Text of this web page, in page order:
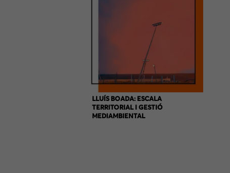
LLUÍS BOADA: ESCALA
TERRITORIAL I GESTIÓ
MEDIAMBIENTAL